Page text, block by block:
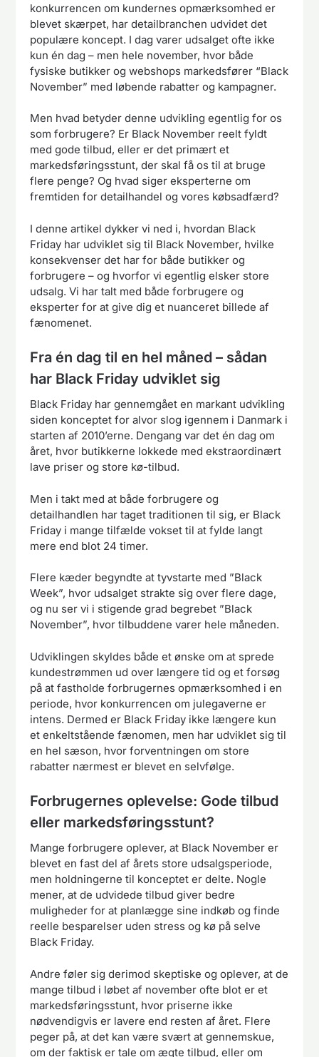
konkurrencen om kundernes opmærksomhed er
blevet skærpet, har detailbranchen udvidet det
populære koncept. I dag varer udsalget ofte ikke
kun én dag – men hele november, hvor både
fysiske butikker og webshops markedsfører “Black
November” med løbende rabatter og kampagner.
Men hvad betyder denne udvikling egentlig for os
som forbrugere? Er Black November reelt fyldt
med gode tilbud, eller er det primært et
markedsføringsstunt, der skal få os til at bruge
flere penge? Og hvad siger eksperterne om
fremtiden for detailhandel og vores købsadfærd?
I denne artikel dykker vi ned i, hvordan Black
Friday har udviklet sig til Black November, hvilke
konsekvenser det har for både butikker og
forbrugere – og hvorfor vi egentlig elsker store
udsalg. Vi har talt med både forbrugere og
eksperter for at give dig et nuanceret billede af
fænomenet.
Fra én dag til en hel måned – sådan
har Black Friday udviklet sig
Black Friday har gennemgået en markant udvikling
siden konceptet for alvor slog igennem i Danmark i
starten af 2010’erne. Dengang var det én dag om
året, hvor butikkerne lokkede med ekstraordinært
lave priser og store kø-tilbud.
Men i takt med at både forbrugere og
detailhandlen har taget traditionen til sig, er Black
Friday i mange tilfælde vokset til at fylde langt
mere end blot 24 timer.
Flere kæder begyndte at tyvstarte med ”Black
Week”, hvor udsalget strakte sig over flere dage,
og nu ser vi i stigende grad begrebet ”Black
November”, hvor tilbuddene varer hele måneden.
Udviklingen skyldes både et ønske om at sprede
kundestrømmen ud over længere tid og et forsøg
på at fastholde forbrugernes opmærksomhed i en
periode, hvor konkurrencen om julegaverne er
intens. Dermed er Black Friday ikke længere kun
et enkeltstående fænomen, men har udviklet sig til
en hel sæson, hvor forventningen om store
rabatter nærmest er blevet en selvfølge.
Forbrugernes oplevelse: Gode tilbud
eller markedsføringsstunt?
Mange forbrugere oplever, at Black November er
blevet en fast del af årets store udsalgsperiode,
men holdningerne til konceptet er delte. Nogle
mener, at de udvidede tilbud giver bedre
muligheder for at planlægge sine indkøb og finde
reelle besparelser uden stress og kø på selve
Black Friday.
Andre føler sig derimod skeptiske og oplever, at de
mange tilbud i løbet af november ofte blot er et
markedsføringsstunt, hvor priserne ikke
nødvendigvis er lavere end resten af året. Flere
peger på, at det kan være svært at gennemskue,
om der faktisk er tale om ægte tilbud, eller om